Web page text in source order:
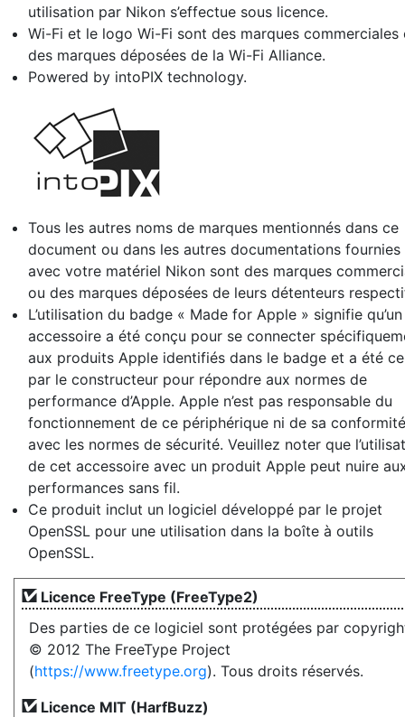
utilisation par Nikon s’effectue sous licence.
Wi-Fi et le logo Wi-Fi sont des marques commerciales
des marques déposées de la Wi-Fi Alliance.
Powered by intoPIX technology.
Tous les autres noms de marques mentionnés dans ce
document ou dans les autres documentations fournies
avec votre matériel Nikon sont des marques
ou des marques déposées de leurs détenteurs
L’utilisation du badge « Made for Apple » signifie qu’un
accessoire a été conçu pour se connecter
aux produits Apple identifiés dans le badge et a été
par le constructeur pour répondre aux normes de
performance d’Apple. Apple n’est pas responsable du
fonctionnement de ce périphérique ni de sa conformité
avec les normes de sécurité. Veuillez noter que
de cet accessoire avec un produit Apple peut nuire
performances sans fil.
Ce produit inclut un logiciel développé par le projet
OpenSSL pour une utilisation dans la boîte à outils
OpenSSL.
Licence FreeType (FreeType2)
Des parties de ce logiciel sont protégées par
© 2012 The FreeType Project
(https://www.freetype.org). Tous droits réservés.
Licence MIT (HarfBuzz)